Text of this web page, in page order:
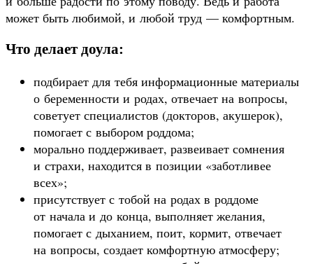
может быть любимой, и любой труд — комфортным.
Что делает доула:
подбирает для тебя информационные материалы
о беременности и родах, отвечает на вопросы,
советует специалистов (докторов, акушерок),
помогает с выбором роддома;
морально поддерживает, развеивает сомнения
и страхи, находится в позиции «заботливее
всех»;
присутствует с тобой на родах в роддоме
от начала и до конца, выполняет желания,
помогает с дыханием, поит, кормит, отвечает
на вопросы, создает комфортную атмосферу;